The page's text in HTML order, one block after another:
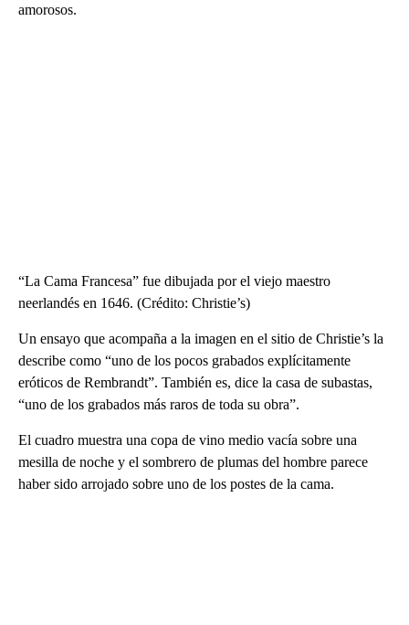
amorosos.
“La Cama Francesa” fue dibujada por el viejo maestro
neerlandés en 1646. (Crédito: Christie’s)
Un ensayo que acompaña a la imagen en el sitio de Christie’s la
describe como “uno de los pocos grabados explícitamente
eróticos de Rembrandt”. También es, dice la casa de subastas,
“uno de los grabados más raros de toda su obra”.
El cuadro muestra una copa de vino medio vacía sobre una
mesilla de noche y el sombrero de plumas del hombre parece
haber sido arrojado sobre uno de los postes de la cama.